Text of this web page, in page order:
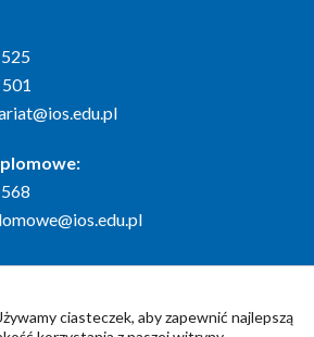
ciasteczek, aby zapewnić najlepszą